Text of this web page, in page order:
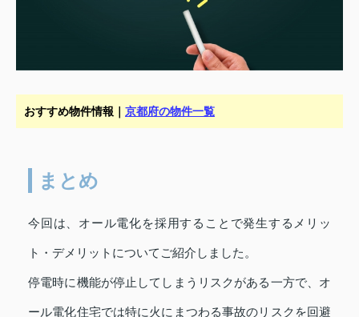
おすすめ物件情報｜ 京都府の物件一覧
まとめ
今回は、オール電化を採用することで発生するメリッ
ト・デメリットについてご紹介しました。
停電時に機能が停止してしまうリスクがある一方で、オ
ール電化住宅では特に火にまつわる事故のリスクを回避